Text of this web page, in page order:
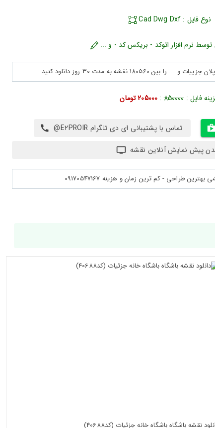
نوع فایل : Cad Dwg Dxf
توسط نرم افزار اتوکد - بریکس کد - و ...
فایل :850000
: 205000 تومان
تماس با پشتیبانی ای دی تلگرام E2PROIR@
پیش نمایش آنلاین نقشه
طراحی - کم ترین زمان و هزینه 09170547167
نقشه باشگاه باشگاه خانه جزئیات (کد40688)